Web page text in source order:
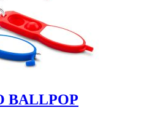
BALLPOP